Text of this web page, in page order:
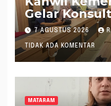
Gelar
Formasi JF
Peraturan
undangan
7 AGUSTUS 2026
TIDAK ADA KOMENTAR
MATARAM